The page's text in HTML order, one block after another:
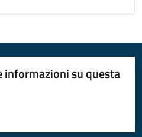
informazioni su questa
su 5
5